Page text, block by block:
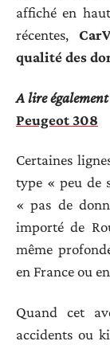
affiché en
récentes,
qualité des
A lire
Peugeot 308
Certaines
type « peu de
« pas de
importé de
même
en France ou
Quand cet
accidents ou